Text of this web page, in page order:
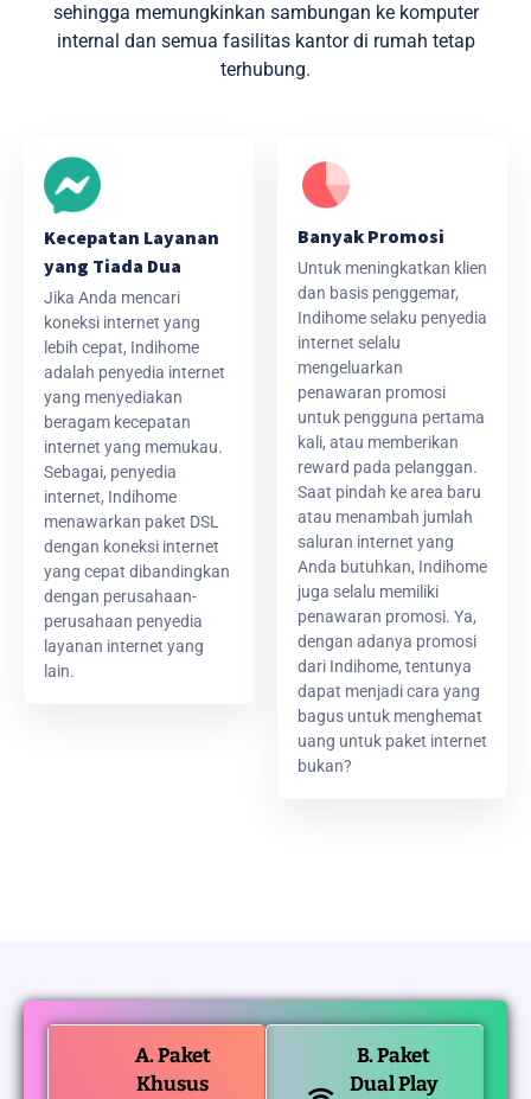
sehingga memungkinkan sambungan ke komputer
internal dan semua fasilitas kantor di rumah tetap
terhubung.
Kecepatan Layanan
yang Tiada Dua
Jika Anda mencari
koneksi internet yang
lebih cepat, Indihome
adalah penyedia internet
yang menyediakan
beragam kecepatan
internet yang memukau.
Sebagai, penyedia
internet, Indihome
menawarkan paket DSL
dengan koneksi internet
yang cepat dibandingkan
dengan perusahaan-
perusahaan penyedia
layanan internet yang
lain.
Banyak Promosi
Untuk meningkatkan klien
dan basis penggemar,
Indihome selaku penyedia
internet selalu
mengeluarkan
penawaran promosi
untuk pengguna pertama
kali, atau memberikan
reward pada pelanggan.
Saat pindah ke area baru
atau menambah jumlah
saluran internet yang
Anda butuhkan, Indihome
juga selalu memiliki
penawaran promosi. Ya,
dengan adanya promosi
dari Indihome, tentunya
dapat menjadi cara yang
bagus untuk menghemat
uang untuk paket internet
bukan?
A. Paket
Khusus
B. Paket
Dual Play